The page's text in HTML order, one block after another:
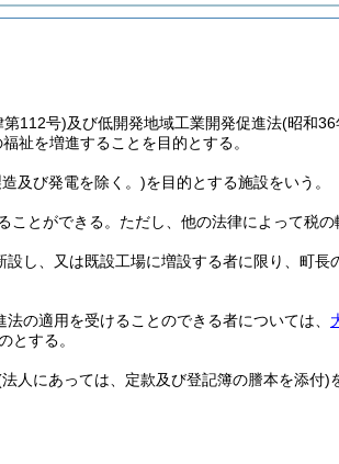
第112号)及び低開発地域工業開発促進法(昭和36
祉を増進することを目的とする。
及び発電を除く。)を目的とする施設をいう。
とができる。 ただし、他の法律によって税
し、又は既設工場に増設する者に限り、町長
の適用を受けることのできる者については、
とする。
人にあっては、定款及び登記簿の謄本を添付)